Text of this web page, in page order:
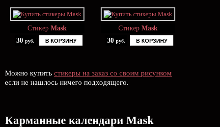
Стикер Mask
30 руб. В КОРЗИНУ
Стикер Mask
30 руб. В КОРЗИНУ
Можно купить стикеры на заказ со своим рисунком
если не нашлось ничего подходящего.
Карманные календари Mask